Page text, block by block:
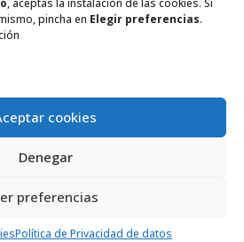
pincha en Elegir preferencias.
cookies
Denegar
preferencias
Política de Privacidad de datos
cómo pueden
crecer su negocio.